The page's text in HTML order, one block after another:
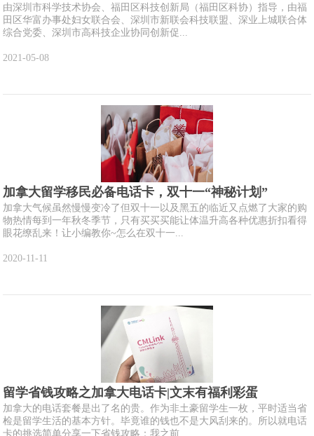
由深圳市科学技术协会、福田区科技创新局（福田区科协）指导，由福
田区华富办事处妇女联合会、深圳市新联会科技联盟、深业上城联合体
综合党委、深圳市高科技企业协同创新促...
2021-05-08
加拿大留学移民必备电话卡，双十一“神秘计划”
加拿大气候虽然慢慢变冷了但双十一以及黑五的临近又点燃了大家的购
物热情每到一年秋冬季节，只有买买买能让体温升高各种优惠折扣看得
眼花缭乱来！让小编教你~怎么在双十一...
2020-11-11
留学省钱攻略之加拿大电话卡|文末有福利彩蛋
加拿大的电话套餐是出了名的贵。作为非土豪留学生一枚，平时适当省
检是留学生活的基本方针。毕竟谁的钱也不是大风刮来的。所以就电话
卡的挑选简单分享一下省钱攻略：我之前...